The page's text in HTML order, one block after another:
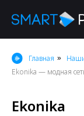
Главная »
Ekonika — модная
Ekonika